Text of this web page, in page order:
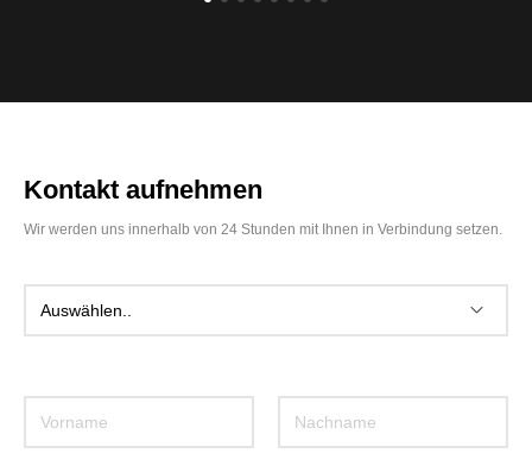
Kontakt aufnehmen
Wir werden uns innerhalb von 24 Stunden mit Ihnen in Verbindung setzen.